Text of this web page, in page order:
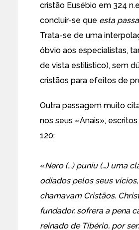
cristão Eusébio em 324
concluir-se que esta
Trata-se de uma
óbvio aos especialistas,
de vista estilístico), sem
cristãos para efeitos de
Outra passagem muito
nos seus «Anais»,
120:
«Nero (…) puniu (…) uma
odiados pelos seus
chamavam Cristãos.
fundador, sofrera a pena
reinado de Tibério, por